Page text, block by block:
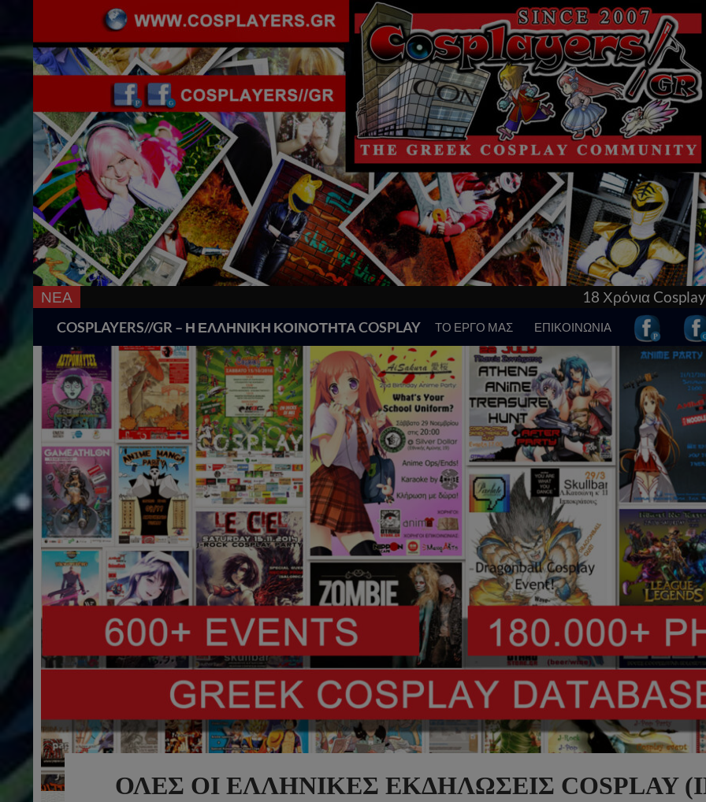
ΝΕΑ 18 Χρόνια Cosplay στην Ελλάδα! Γνώρισε
COSPLAYERS//GR – Η ΕΛΛΗΝΙΚΗ ΚΟΙΝΟΤΗΤΑ COSPLAY ΤΟ ΕΡΓΟ ΜΑΣ ΕΠΙΚΟΙΝΩΝΙΑ
ΟΛΕΣ ΟΙ ΕΛΛΗΝΙΚΕΣ ΕΚΔΗΛΩΣΕΙΣ COSPLAY